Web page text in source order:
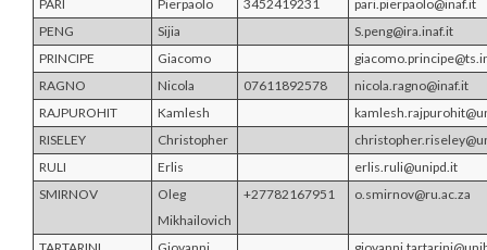
PARI
Pierpaolo 3452419231
pari.pierpaolo@inaf.it
PENG
Sijia
S.peng@ira.inaf.it
PRINCIPE
Giacomo
RAGNO
Nicola 07611892578
nicola.ragno@inaf.it
RAJPUROHIT
Kamlesh
RISELEY
Christopher
RULI
Erlis
erlis.ruli@unipd.it
SMIRNOV
Oleg
Mikhailovich
+27782167951 o.smirnov@ru.ac.za